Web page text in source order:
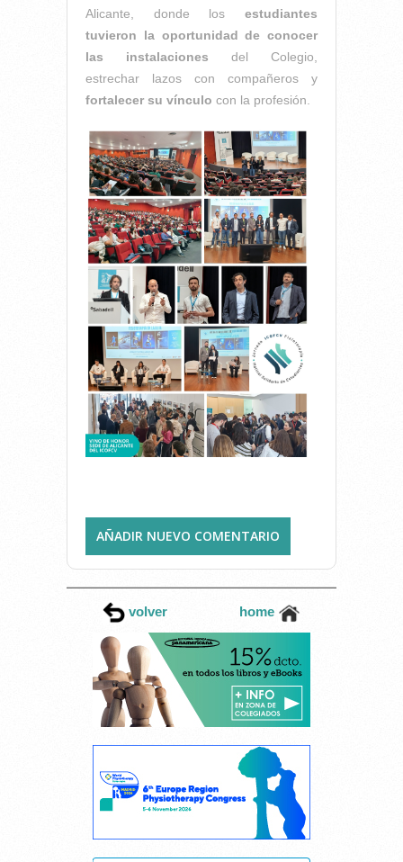
Alicante, donde los estudiantes
tuvieron la oportunidad de conocer
las instalaciones del Colegio,
estrechar lazos con compañeros y
fortalecer su vínculo con la profesión.
AÑADIR NUEVO COMENTARIO
volver home